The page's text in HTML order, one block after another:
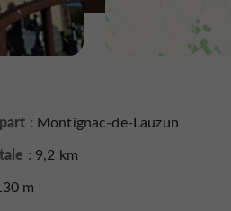
: Montignac-de-Lauzun
: 9,2 km
m